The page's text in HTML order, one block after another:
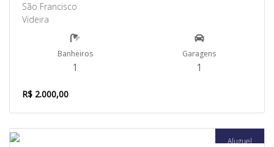
São Francisco
Videira
Banheiros
1
Garagens
1
R$ 2.000,00
Aluguel